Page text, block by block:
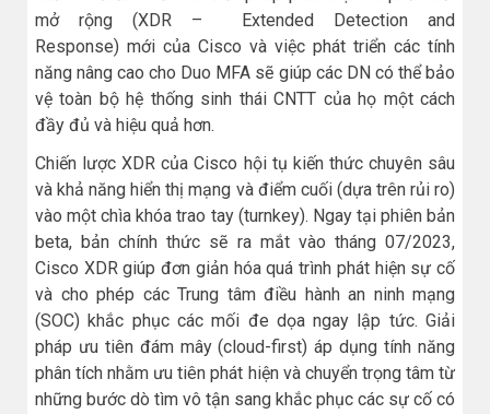
mở rộng (XDR –
Extended Detection and
Response) mới của Cisco và việc phát triển các tính
năng nâng cao cho Duo MFA sẽ giúp các DN có thể bảo
vệ toàn bộ hệ thống sinh thái CNTT của họ một cách
đầy đủ và hiệu quả hơn.
Chiến lược XDR của Cisco hội tụ kiến ​​thức chuyên sâu
và khả năng hiển thị mạng và điểm cuối (dựa trên rủi ro)
vào một chìa khóa trao tay (turnkey). Ngay tại phiên bản
beta, bản chính thức sẽ ra mắt vào tháng 07/2023,
Cisco XDR giúp đơn giản hóa quá trình phát hiện sự cố
và cho phép các Trung tâm điều hành an ninh mạng
(SOC) khắc phục các mối đe dọa ngay lập tức. Giải
pháp ưu tiên đám mây (cloud-first) áp dụng tính năng
phân tích nhằm ưu tiên phát hiện và chuyển trọng tâm từ
những bước dò tìm vô tận sang khắc phục các sự cố có